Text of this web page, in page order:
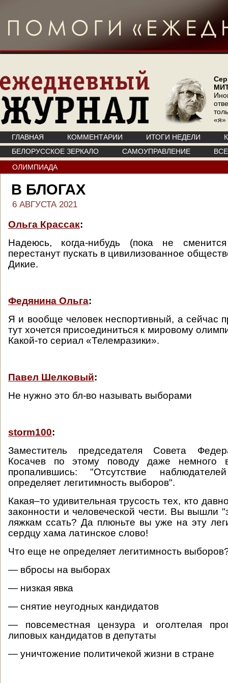
«я»
ГЛАВНАЯ КОММЕНТАРИИ ИТОГИ НЕДЕЛИ
БЕЛОРУССКОЕ ЗЕРКАЛО
САМОУПРАВЛЕНИЕ
ОЛИМПИАДА
В БЛОГАХ
6 АВГУСТА 2021
Ольга Крассак:
Надеюсь, когда-нибудь (пока не
перестанут пускать в цивилизованное
Дикие.
Федянина Ольга:
Я и вообще человек неспортивный, а сейчас
тут хочется присоединиться к мировому
Какой-то сериал «Телемразики».
Павел Шелковый:
Не нужно это бл-во называть выборами
storm100:
Заместитель председателя Совета
Косачев по этому поводу даже немного
пропалившись: "Отсутствие
определяет легитимность выборов".
Какая–то удивительная трусость тех, кто
законности и человеческой чести. Вы вышли
ляжкам ссать? Да плюньте вы уже на эту
сердцу хама латинское слово!
Что еще не определяет легитимность
— вбросы на выборах
— низкая явка
— снятие неугодных кандидатов
— повсеместная цензура и оголтелая
липовых кандидатов в депутаты
— уничтожение политичекой жизни в стране